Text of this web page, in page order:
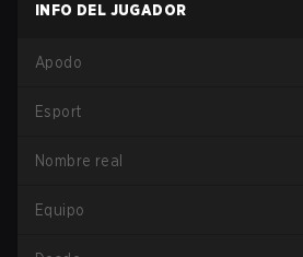
INFO DEL JUGADOR
Apodo
Esport
Nombre real
Equipo